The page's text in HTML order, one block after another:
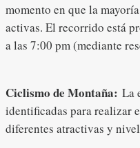
momento en que la
activas. El recorrido está
a las 7:00 pm (mediante
Ciclismo de Montaña: La
identificadas para realizar
diferentes atractivas y